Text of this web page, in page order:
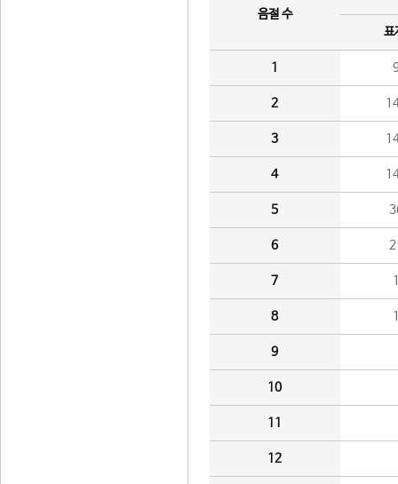
음절 수
표
1
2
3
4
5
6
7
8
9
10
11
12